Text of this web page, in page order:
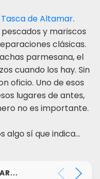
Tasca de Altamar.
y mariscos
clásicas.
parmesana, el
cuando los hay. Sin
oficio. Uno de esos
lugares de antes,
no es importante.
algo sí que indica...